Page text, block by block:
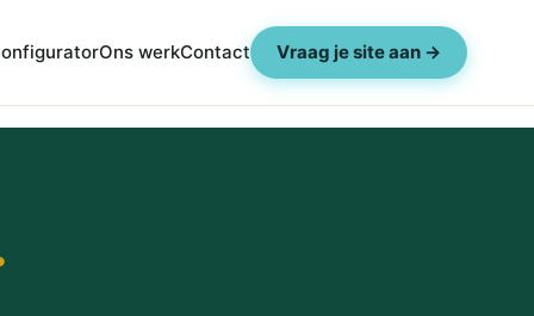
Ons werkContact Vraag je site aan →